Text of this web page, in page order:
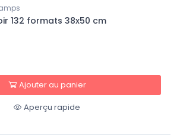
132 formats 38x50 cm
Ajouter au panier
Aperçu rapide